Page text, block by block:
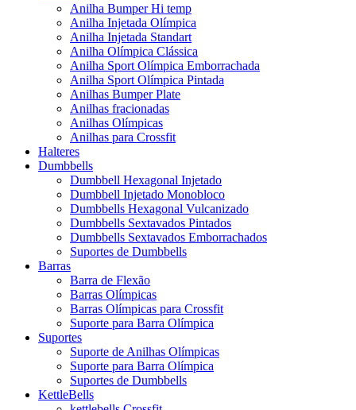
Anilha Bumper Hi temp
Anilha Injetada Olímpica
Anilha Injetada Standart
Anilha Olímpica Clássica
Anilha Sport Olímpica Emborrachada
Anilha Sport Olímpica Pintada
Anilhas Bumper Plate
Anilhas fracionadas
Anilhas Olímpicas
Anilhas para Crossfit
Halteres
Dumbbells
Dumbbell Hexagonal Injetado
Dumbbell Injetado Monobloco
Dumbbells Hexagonal Vulcanizado
Dumbbells Sextavados Pintados
Dumbbells Sextavados Emborrachados
Suportes de Dumbbells
Barras
Barra de Flexão
Barras Olímpicas
Barras Olímpicas para Crossfit
Suporte para Barra Olímpica
Suportes
Suporte de Anilhas Olímpicas
Suporte para Barra Olímpica
Suportes de Dumbbells
KettleBells